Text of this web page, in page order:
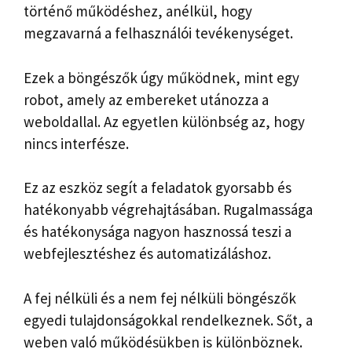
történő működéshez, anélkül, hogy
megzavarná a felhasználói tevékenységet.
Ezek a böngészők úgy működnek, mint egy
robot, amely az embereket utánozza a
weboldallal. Az egyetlen különbség az, hogy
nincs interfésze.
Ez az eszköz segít a feladatok gyorsabb és
hatékonyabb végrehajtásában. Rugalmassága
és hatékonysága nagyon hasznossá teszi a
webfejlesztéshez és automatizáláshoz.
A fej nélküli és a nem fej nélküli böngészők
egyedi tulajdonságokkal rendelkeznek. Sőt, a
weben való működésükben is különböznek.